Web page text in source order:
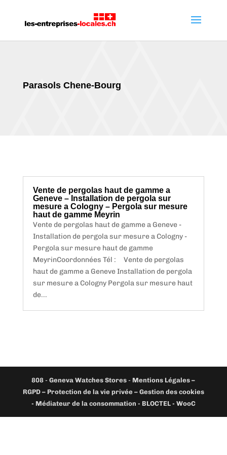
Parasols Chene-Bourg
Vente de pergolas haut de gamme a
Geneve – Installation de pergola sur
mesure a Cologny – Pergola sur mesure
haut de gamme Meyrin
Vente de pergolas haut de gamme a Geneve -
Installation de pergola sur mesure a Cologny -
Pergola sur mesure haut de gamme
MeyrinCoordonnées Tél : Vente de pergolas
haut de gamme a Geneve Installation de pergola
sur mesure a Cologny Pergola sur mesure haut
de...
808 -Geneva Watches Stores - Mentions Légales –
RGPD – Protection de la vie privée – Gestion des cookies
- Médiateur de la consommation - BLOCTEL - WooC